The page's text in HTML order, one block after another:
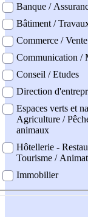
Banque /
Bâtiment /
Commerce / Vente
Communication /
Conseil / Etudes
Direction
Espaces verts et
Agriculture /
animaux
Hôtellerie -
Tourisme /
Immobilier